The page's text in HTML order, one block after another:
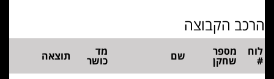
שם מד
כושר